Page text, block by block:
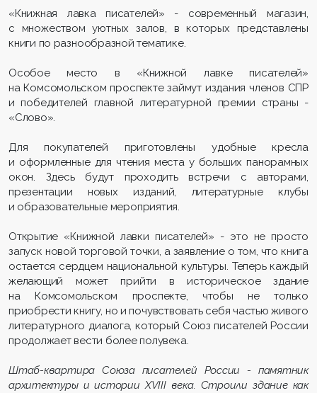
«Книжная лавка писателей» - современный магазин,
с множеством уютных залов, в которых представлены
книги по разнообразной тематике.
Особое место в «Книжной лавке писателей»
на Комсомольском проспекте займут издания членов СПР
и победителей главной литературной премии страны -
«Слово».
Для покупателей приготовлены удобные кресла
и оформленные для чтения места у больших панорамных
окон. Здесь будут проходить встречи с авторами,
презентации новых изданий, литературные клубы
и образовательные мероприятия.
Открытие «Книжной лавки писателей» - это не просто
запуск новой торговой точки, а заявление о том, что книга
остается сердцем национальной культуры. Теперь каждый
желающий может прийти в историческое здание
на Комсомольском проспекте, чтобы не только
приобрести книгу, но и почувствовать себя частью живого
литературного диалога, который Союз писателей России
продолжает вести более полувека.
Штаб-квартира Союза писателей России - памятник
архитектуры и истории XVIII века. Строили здание как